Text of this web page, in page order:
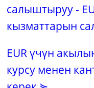
салыштыруу -
кызматтарын
EUR үчүн
курсу менен